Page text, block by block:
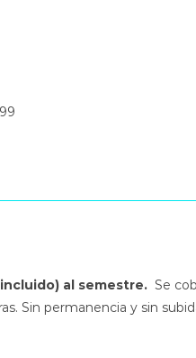
al semestre. Se
Sin permanencia y sin